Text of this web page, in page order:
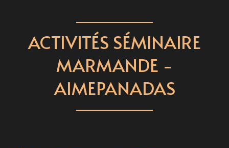
ACTIVITÉS SÉMINAIRE
MARMANDE -
AIMEPANADAS